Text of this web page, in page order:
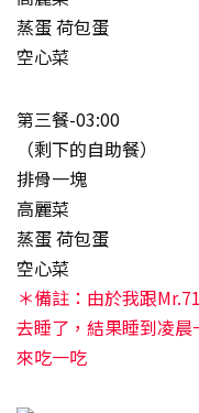
蒸蛋 荷包蛋
空心菜
第三餐-03:00
（剩下的自助餐）
排骨一塊
高麗菜
蒸蛋 荷包蛋
空心菜
＊備註：由於我跟
去睡了，結果睡到凌
來吃一吃